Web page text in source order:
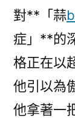
對**「蒜
症」**的
格正在以
他引以為
他拿著一